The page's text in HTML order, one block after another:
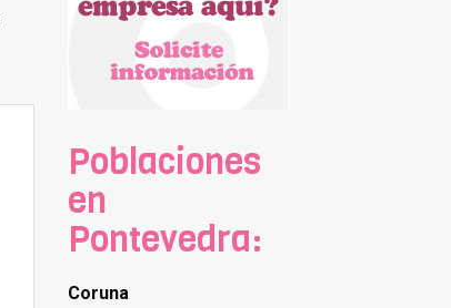
Poblaciones
en
Pontevedra:
Coruna